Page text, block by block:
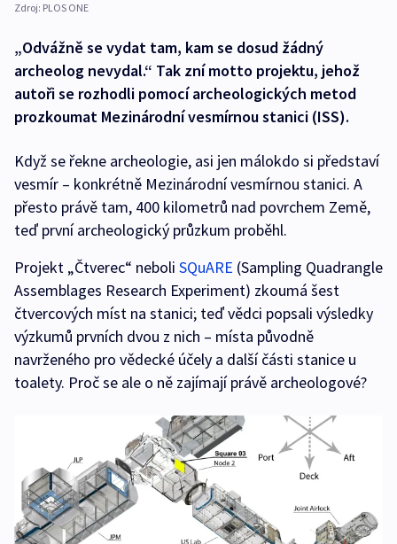
Zdroj: PLOS ONE
„Odvážně se vydat tam, kam se dosud žádný
archeolog nevydal.“ Tak zní motto projektu, jehož
autoři se rozhodli pomocí archeologických metod
prozkoumat Mezinárodní vesmírnou stanici (ISS).
Když se řekne archeologie, asi jen málokdo si představí
vesmír – konkrétně Mezinárodní vesmírnou stanici. A
přesto právě tam, 400 kilometrů nad povrchem Země,
teď první archeologický průzkum proběhl.
Projekt „Čtverec“ neboli SQuARE (Sampling Quadrangle
Assemblages Research Experiment) zkoumá šest
čtvercových míst na stanici; teď vědci popsali výsledky
výzkumů prvních dvou z nich – místa původně
navrženého pro vědecké účely a další části stanice u
toalety. Proč se ale o ně zajímají právě archeologové?